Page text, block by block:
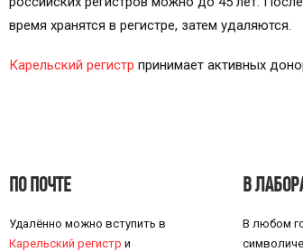
время хранятся в регистре, затем удаляются.
Карельский регистр принимает активных
ПО ПОЧТЕ
Удалённо можно вступить в
Карельский регистр и
В
В любом